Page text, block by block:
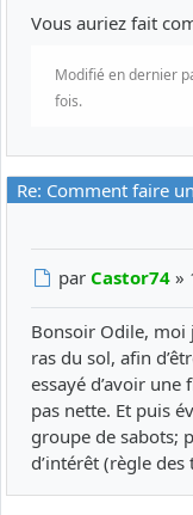
Vous auriez fait
Modifié en dernier
fois.
Re: Comment faire
Message
par Castor74 »
Bonsoir Odile, moi
ras du sol, afin
essayé d’avoir
pas nette. Et puis
groupe de sabots;
d’intérêt (règle des